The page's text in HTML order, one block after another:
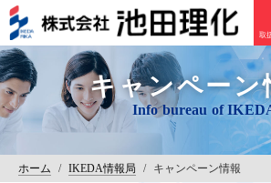
取
キャンペーン
ホーム / IKEDA情報局 / キャンペーン情報